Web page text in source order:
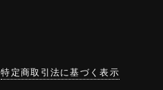
特定商取引法に基づく表示